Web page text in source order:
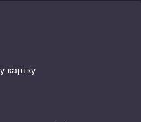
картку